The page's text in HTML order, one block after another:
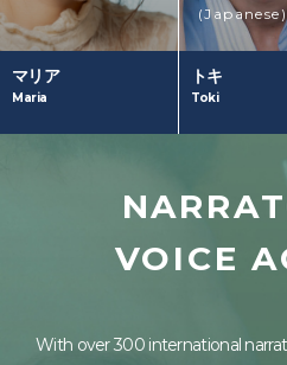
model
マリア
Maria
(Japanese)
(Japanese)
TOKYO
ー
ミュージカ
テニスの
The
model
トキ
Toki
VOICE
With over 300 international